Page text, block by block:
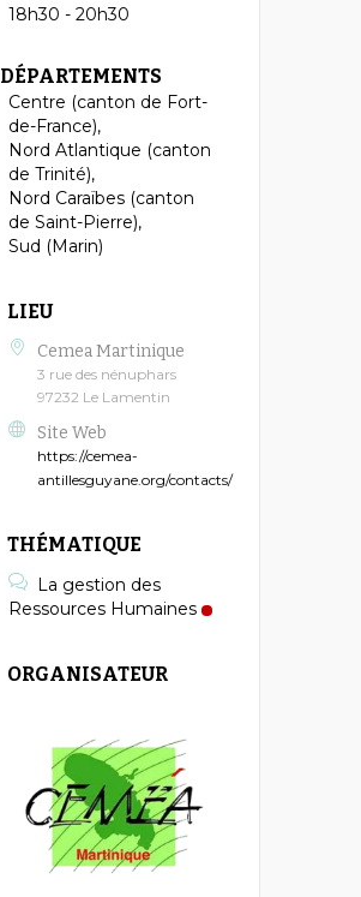
18h30 - 20h30
DÉPARTEMENTS
Centre (canton de Fort-
de-France),
Nord Atlantique (canton
de Trinité),
Nord Caraïbes (canton
de Saint-Pierre),
Sud (Marin)
LIEU
Cemea Martinique
3 rue des nénuphars
97232 Le Lamentin
Site Web
https://cemea-
antillesguyane.org/contacts/
THÉMATIQUE
La gestion des
Ressources Humaines
ORGANISATEUR